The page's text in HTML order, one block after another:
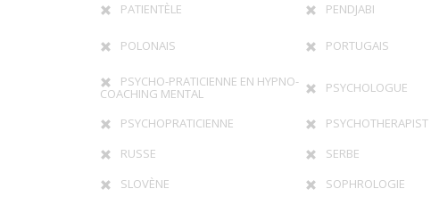
PATIENTÈLE
PENDJABI
POLONAIS PORTUGAIS
PSYCHO-PRATICIENNE EN HYPNO-
COACHING MENTAL PSYCHOLOGUE
PSYCHOPRATICIENNE PSYCHOTHERAPIST
RUSSE
SERBE
SLOVÈNE
SOPHROLOGIE